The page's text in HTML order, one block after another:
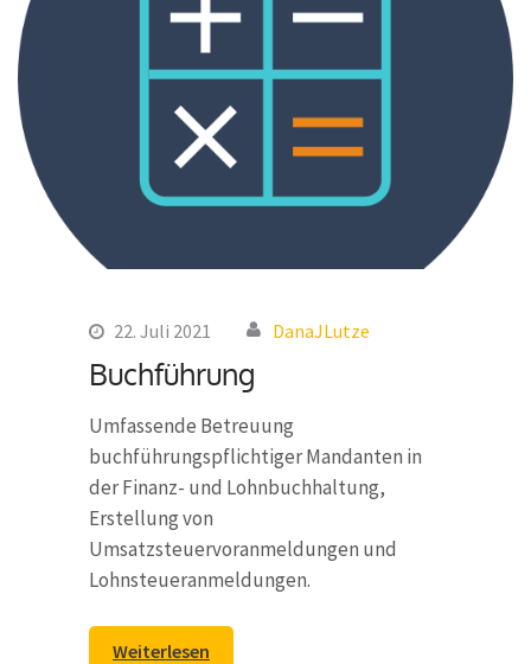
22. Juli 2021 DanaJLutze
Buchführung
Umfassende Betreuung
buchführungspflichtiger Mandanten in
der Finanz- und Lohnbuchhaltung,
Erstellung von
Umsatzsteuervoranmeldungen und
Lohnsteueranmeldungen.
Weiterlesen